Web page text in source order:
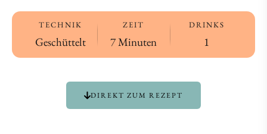
TECHNIK
Geschüttelt
ZEIT
7 Minuten
DRINKS
1
DIREKT ZUM REZEPT